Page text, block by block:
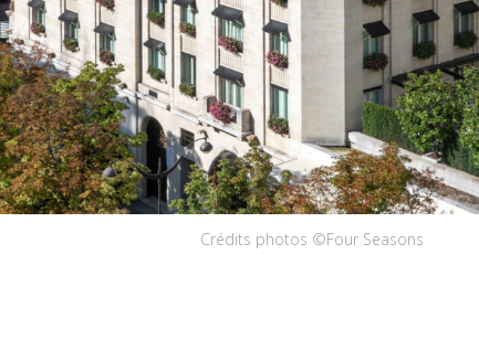
Crédits photos ©Four Seasons